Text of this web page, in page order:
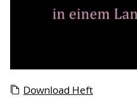
Download Heft